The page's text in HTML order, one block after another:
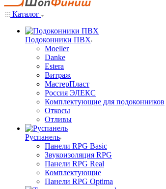
Каталог
Подоконники ПВХ
Moeller
Danke
Estera
Витраж
МастерПласт
Россия ЭЛЕКС
Комплектующие для подоконников
Откосы
Отливы
Руспанель
Панели RPG Basic
Звукоизоляция RPG
Панели RPG Real
Комплектующие
Панели RPG Optima